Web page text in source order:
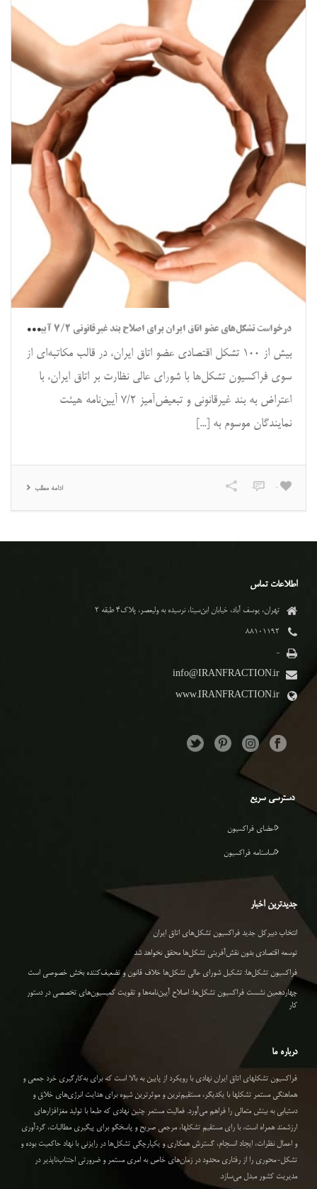
درخ
واست تشکل‌های عضو اتاق ایران برای اصلاح بند غیرقانونی ۷/۲ آیین‌نامه هیئت نمایندگان اتاق ایران
بیش از ۱۰۰ تشکل‌ اقتصادی عضو اتاق ایران، در قالب مکاتبه‌ای از
سوی فراکسیون تشکل‌ها با شورای عالی نظارت بر اتاق ایران، با
اعتراض به بند غیرقانونی و تبعیض‌آمیز ۷/۲ آیین‌نامه هیئت
نمایندگان موسوم به [...]
ادامه مطلب 0
0
اطلاعات تماس
تهران، یوسف آباد، خیابان ابن‌سینا، نرسیده به ولیعصر، پلاک۴ طبقه ۲
۸۸۱۰۱۱۹۲
-
info@IRANFRACTION.ir
www.IRANFRACTION.ir
دسترسی سریع
اعضای فراکسیون
اساسنامه فراکسیون
جدیدترین اخبار
انتخاب دبیرکل جدید فراکسیون تشکل‌های اتاق ایران
توسعه اقتصادی بدون نقش‌آفرینی تشکل‌ها محقق نخواهد شد
فراکسیون تشکل‌ها: تشکیل شورای عالی تشکل‌ها خلاف قانون و تضعیف‌کننده بخش خصوصی است
چهاردهمین نشست فراکسیون تشکل‌ها: اصلاح آیین‌نامه‌ها و تقویت کمیسیون‌های تخصصی در دستور
کار
درباره ما
فراکسیون تشکلهای اتاق ایران نهادی با رویکرد از پایین به بالا است که برای به‌کارگیری خرد جمعی و
هماهنگی مستمر تشکلها با یکدیگر، مستقیم‌ترین و موثرترین شیوه برای هدایت انرژی‌های خلاق و
دستیابی به بینش متعالی را فراهم می‌آورد. فعالیت مستمر چنین نهادی که طبعا با تولید مغزافزارهای
ارزشمند همراه است، با رای مستقیم تشکلها، مرجعی صریح و پاسخگو برای پیگیری مطالبات، گردآوری
و اعمال نظرات، ایجاد انسجام، گسترش همکاری و یکپارچگی تشکل‌ها در رایزنی با نهاد حاکمیت بوده و
تشکل-محوری را از رفتاری محدود در زمان‌های خاص به امری مستمر و ضرورتی اجتناب‌ناپذیر در
مدیریت کشور مبدل می‌سازد.